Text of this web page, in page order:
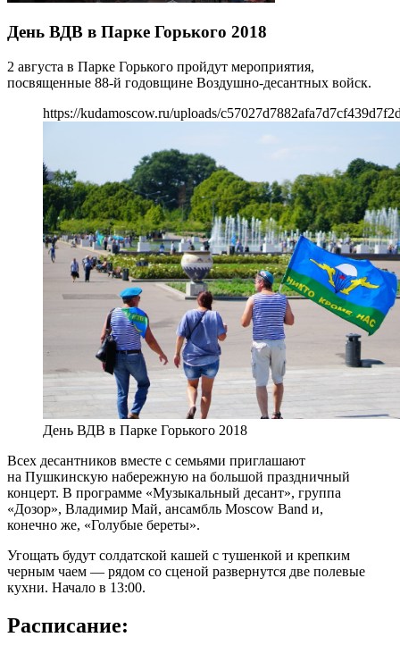
День ВДВ в Парке Горького 2018
2 августа в Парке Горького пройдут мероприятия,
посвященные 88-й годовщине Воздушно-десантных войск.
https://kudamoscow.ru/uploads/
День ВДВ в Парке Горького 2018
Всех десантников вместе с семьями приглашают
на Пушкинскую набережную на большой праздничный
концерт. В программе «Музыкальный десант», группа
«Дозор», Владимир Май, ансамбль Moscow Band и,
конечно же, «Голубые береты».
Угощать будут солдатской кашей с тушенкой и крепким
черным чаем — рядом со сценой развернутся две полевые
кухни. Начало в 13:00.
Расписание: